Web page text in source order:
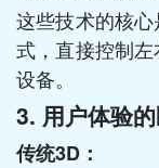
这些技术的核
式，直接控制
设备。
3. 用户体验
传统3D：